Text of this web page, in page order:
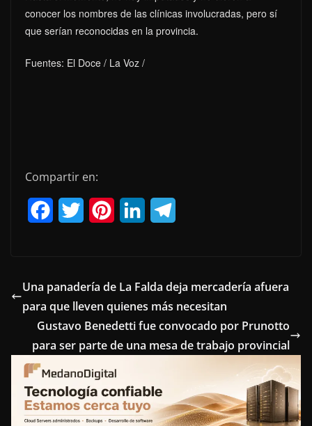
conocer los nombres de las clínicas involucradas, pero sí
que serían reconocidas en la provincia.
Fuentes: El Doce / La Voz /
Compartir en:
e
b
o
o
k
t
t
e
r
t
e
r
e
s
t
k
e
d
I
n
e
g
r
a
Una panadería de La Falda deja mercadería afuera
para que lleven quienes más necesitan
Gustavo Benedetti fue convocado por Prunotto
para ser parte de una mesa de trabajo provincial